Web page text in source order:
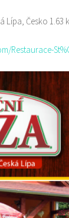
Lípa, Česko 1.63
Restaurace-